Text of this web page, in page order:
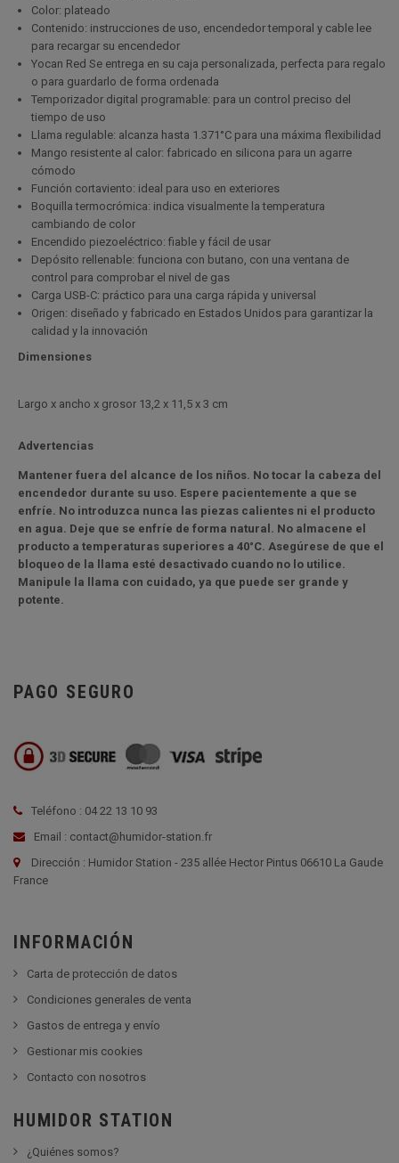
Color: plateado
Contenido: instrucciones de uso, encendedor temporal y cable lee
para recargar su encendedor
Yocan Red Se entrega en su caja personalizada, perfecta para regalo
o para guardarlo de forma ordenada
Temporizador digital programable: para un control preciso del
tiempo de uso
Llama regulable: alcanza hasta 1.371°C para una máxima flexibilidad
Mango resistente al calor: fabricado en silicona para un agarre
cómodo
Función cortaviento: ideal para uso en exteriores
Boquilla termocrómica: indica visualmente la temperatura
cambiando de color
Encendido piezoeléctrico: fiable y fácil de usar
Depósito rellenable: funciona con butano, con una ventana de
control para comprobar el nivel de gas
Carga USB-C: práctico para una carga rápida y universal
Origen: diseñado y fabricado en Estados Unidos para garantizar la
calidad y la innovación
Dimensiones
Largo x ancho x grosor 13,2 x 11,5 x 3 cm
Advertencias
Mantener fuera del alcance de los niños. No tocar la cabeza del
encendedor durante su uso. Espere pacientemente a que se
enfríe. No introduzca nunca las piezas calientes ni el producto
en agua. Deje que se enfríe de forma natural. No almacene el
producto a temperaturas superiores a 40°C. Asegúrese de que el
bloqueo de la llama esté desactivado cuando no lo utilice.
Manipule la llama con cuidado, ya que puede ser grande y
potente.
PAGO SEGURO
Teléfono : 04 22 13 10 93
Email : contact@humidor-station.fr
Dirección : Humidor Station - 235 allée Hector Pintus 06610 La Gaude
France
INFORMACIÓN
Carta de protección de datos
Condiciones generales de venta
Gastos de entrega y envío
Gestionar mis cookies
Contacto con nosotros
HUMIDOR STATION
¿Quiénes somos?